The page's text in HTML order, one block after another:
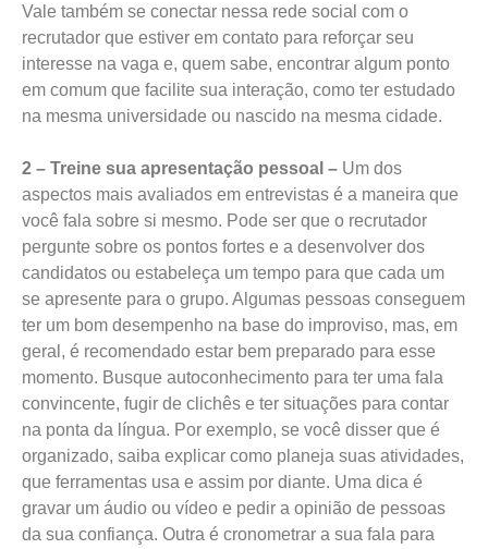
Vale também se conectar nessa rede social com o
recrutador que estiver em contato para reforçar seu
interesse na vaga e, quem sabe, encontrar algum ponto
em comum que facilite sua interação, como ter estudado
na mesma universidade ou nascido na mesma cidade.
2 – Treine sua apresentação pessoal – Um dos
aspectos mais avaliados em entrevistas é a maneira que
você fala sobre si mesmo. Pode ser que o recrutador
pergunte sobre os pontos fortes e a desenvolver dos
candidatos ou estabeleça um tempo para que cada um
se apresente para o grupo. Algumas pessoas conseguem
ter um bom desempenho na base do improviso, mas, em
geral, é recomendado estar bem preparado para esse
momento. Busque autoconhecimento para ter uma fala
convincente, fugir de clichês e ter situações para contar
na ponta da língua. Por exemplo, se você disser que é
organizado, saiba explicar como planeja suas atividades,
que ferramentas usa e assim por diante. Uma dica é
gravar um áudio ou vídeo e pedir a opinião de pessoas
da sua confiança. Outra é cronometrar a sua fala para